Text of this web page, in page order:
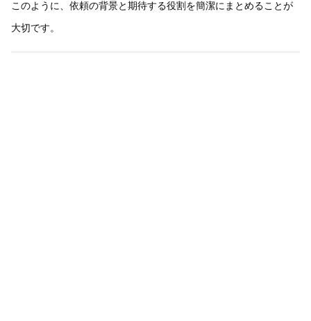
このように、依頼の背景と期待する役割を簡潔にまとめることが
大切です。